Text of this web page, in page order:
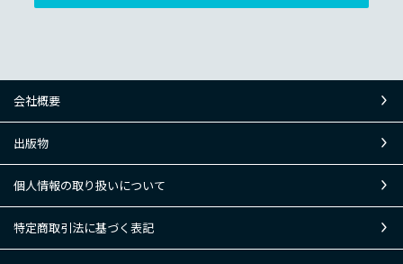
会社概要
出版物
個人情報の取り扱いについて
特定商取引法に基づく表記